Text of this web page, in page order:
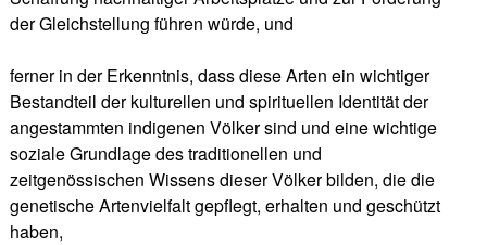
der Gleichstellung führen würde, und
ferner in der Erkenntnis, dass diese Arten ein wichtiger
Bestandteil der kulturellen und spirituellen Identität der
angestammten indigenen Völker sind und eine wichtige
soziale Grundlage des traditionellen und
zeitgenössischen Wissens dieser Völker bilden, die die
genetische Artenvielfalt gepflegt, erhalten und geschützt
haben,